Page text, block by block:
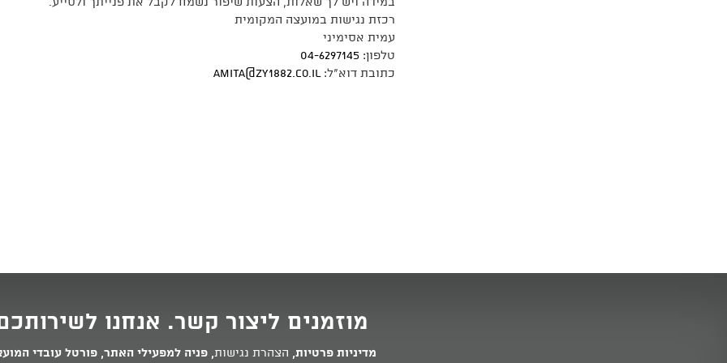
רכזת נגישות במועצה המקומית
עמית אסימיני
טלפון: 04-6297145
כתובת דוא"ל:amita@zy1882.co.il
מוזמנים ליצור קשר. אנחנו
מדיניות פרטיות, הצהרת נגישות,פניה למפעילי האתר,פורטל עובדי